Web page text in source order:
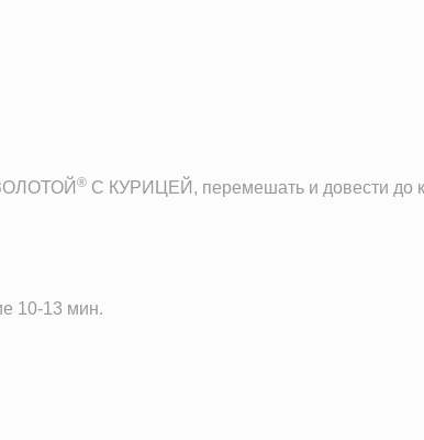
® C КУРИЦЕЙ, перемешать и довести до
10-13 мин.